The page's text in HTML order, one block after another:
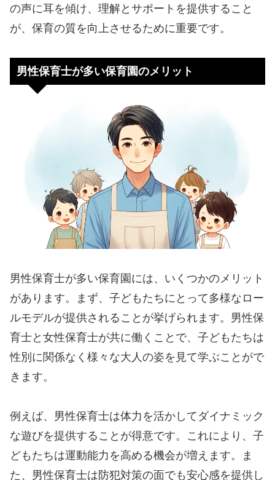
の声に耳を傾け、理解とサポートを提供すること
が、保育の質を向上させるために重要です。
男性保育士が多い保育園のメリット
男性保育士が多い保育園には、いくつかのメリット
があります。まず、子どもたちにとって多様なロー
ルモデルが提供されることが挙げられます。男性保
育士と女性保育士が共に働くことで、子どもたちは
性別に関係なく様々な大人の姿を見て学ぶことがで
きます。
例えば、男性保育士は体力を活かしてダイナミック
な遊びを提供することが得意です。これにより、子
どもたちは運動能力を高める機会が増えます。ま
た、男性保育士は防犯対策の面でも安心感を提供し